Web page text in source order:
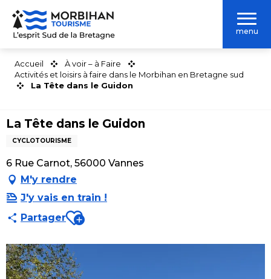
Aller
contenu
menu
Accueil
À voir – à Faire
Activités et loisirs à faire dans le Morbihan en Bretagne sud
La Tête dans le Guidon
La Tête dans le Guidon
CYCLOTOURISME
6 Rue Carnot, 56000 Vannes
M'y rendre
J'y vais en train !
PartagerAjouter aux favoris